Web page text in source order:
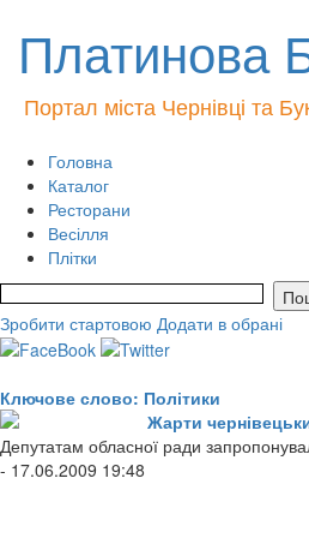
Платинова
Портал міста Чернівці та
Головна
Каталог
Ресторани
Весілля
Плітки
Зробити стартовою Додати в обрані
Ключове слово: Політики
Жарти
Депутатам обласної ради
- 17.06.2009 19:48